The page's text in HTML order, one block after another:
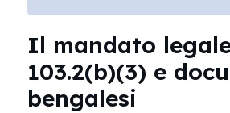
Il mandato
103.2(b)(3) e
bengalesi